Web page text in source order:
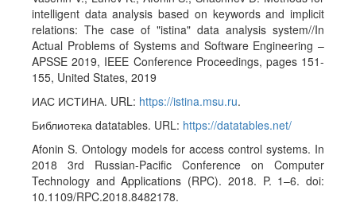
intelligent data analysis based on keywords and implicit
relations: The case of "istina" data analysis system//In
Actual Problems of Systems and Software Engineering –
APSSE 2019, IEEE Conference Proceedings, pages 151-
155, United States, 2019
ИАС ИСТИНА. URL: https://istina.msu.ru.
Библиотека datatables. URL: https://datatables.net/
Afonin S. Ontology models for access control systems. In
2018 3rd Russian-Pacific Conference on Computer
Technology and Applications (RPC). 2018. P. 1–6. doi:
10.1109/RPC.2018.8482178.